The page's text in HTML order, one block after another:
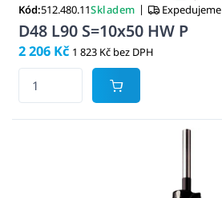
Kód:512.480.11Skladem | Expedujeme
D48 L90 S=10x50 HW P
2 206 Kč 1 823 Kč bez DPH